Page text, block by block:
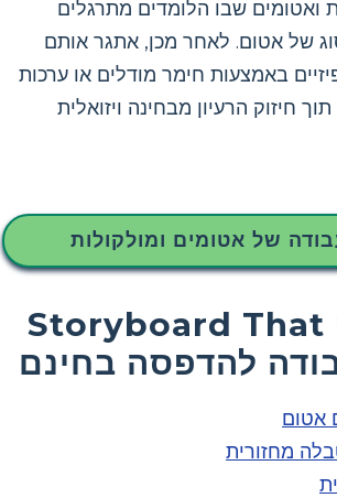
ואטומים שבו הלומדים מתרגלים
של אטום. לאחר מכן, אתגר אותם
באמצעות חימר מודלים או ערכות
חיזוק הרעיון מבחינה ויזואלית
של אטומים ומולקולות
עוד משאבי Storyboard That
להדפסה בחינם
אטום
מחזורית